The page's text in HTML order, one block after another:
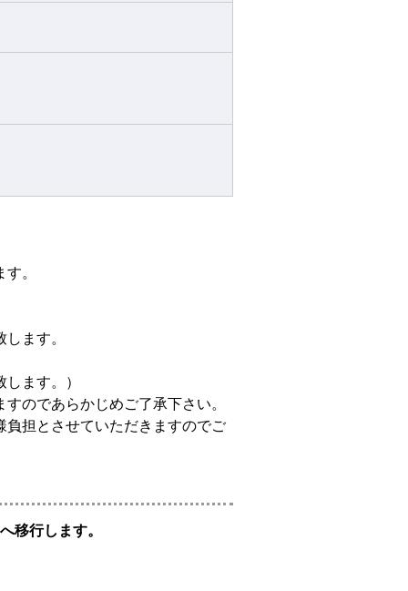
。
ます。
ます。）
のであらかじめご了承下さい。
担とさせていただきますのでご
移行します。